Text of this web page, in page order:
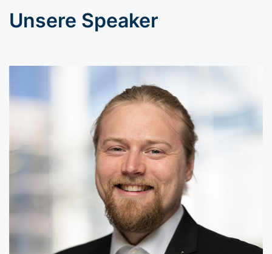
Unsere Speaker